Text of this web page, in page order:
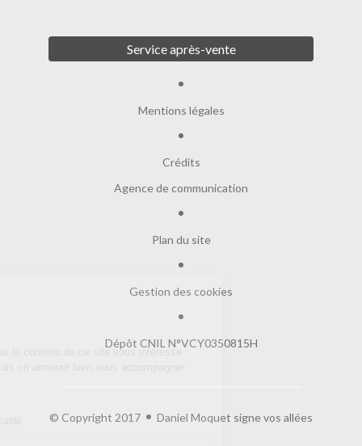
Service après-vente
Mentions légales
Crédits
Agence de communication
Plan du site
Gestion des cookies
Dépôt CNIL N°VCY0350815H
© Copyright 2017 Daniel Moquet signe vos allées
On a attendu d'être sûrs que le contenu de
Lire la politique de confidentialité